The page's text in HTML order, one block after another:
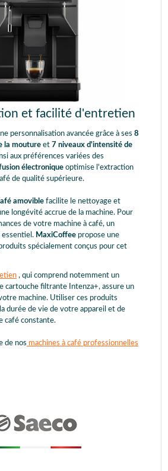
et facilité d'entretien
personnalisation avancée grâce à ses 8
la mouture et 7 niveaux d'intensité de
aux préférences variées des
électronique optimise l'extraction
de qualité supérieure.
amovible facilite le nettoyage et
longévité accrue de la machine. Pour
de votre machine à café, un
MaxiCoffee propose une
spécialement conçus pour cet
, qui comprend notemment un
cartouche filtrante Intenza+, assure un
machine. Utiliser ces produits
durée de vie de votre appareil et de
café constante.
de nos machines à café professionnelles